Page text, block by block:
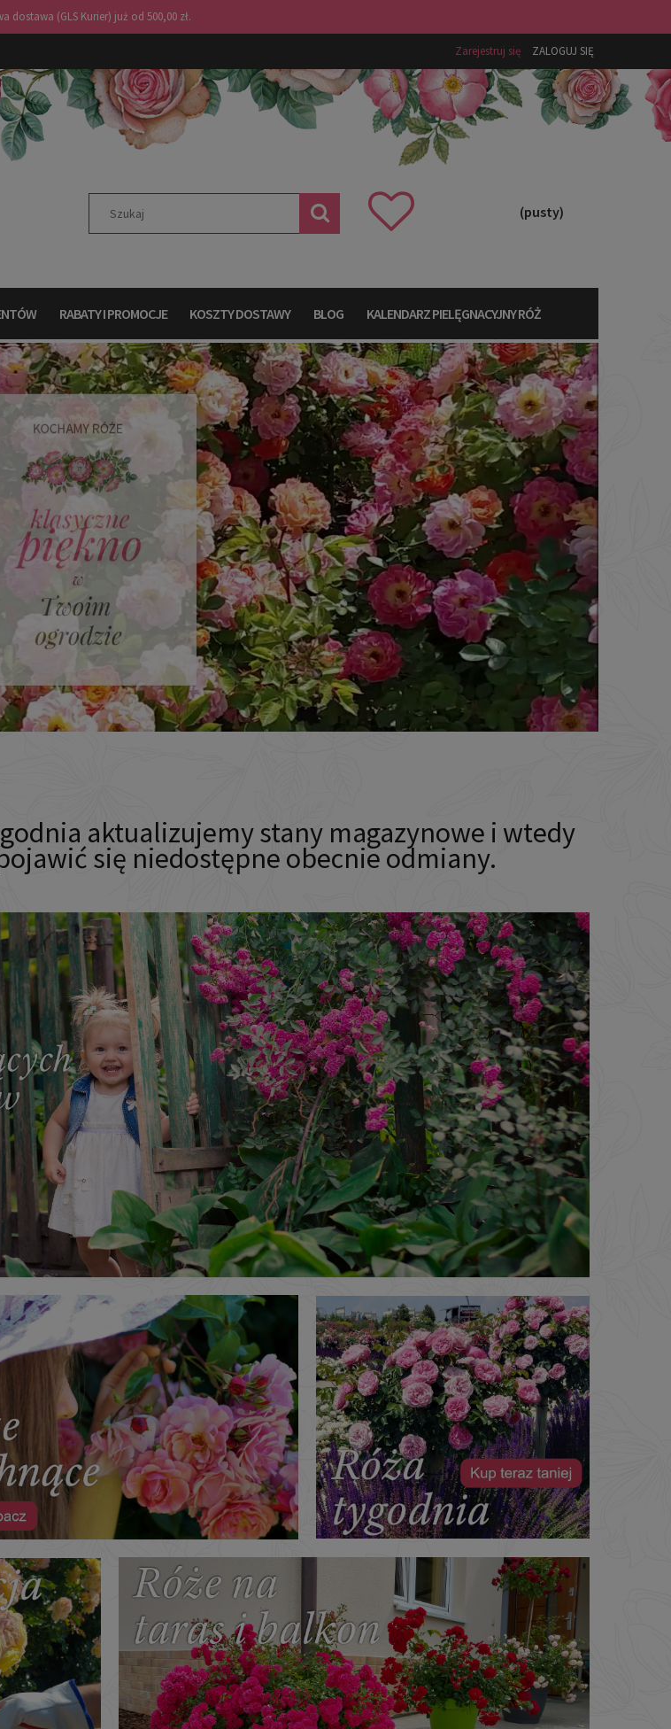
dostawa (GLS Kurier) już od 500,00 zł.
Zarejestruj się ZALOGUJ SIĘ
(pusty)
RABATY I PROMOCJE KOSZTY DOSTAWY BLOG KALENDARZ PIELĘGNACYJNY RÓŻ
aktualizujemy stany magazynowe i wtedy
się niedostępne obecnie odmiany.